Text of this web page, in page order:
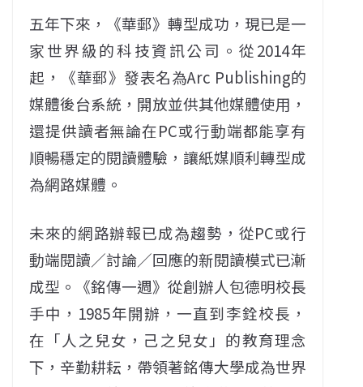
五年下來，《華郵》轉型成功，現已是一
家世界級的科技資訊公司。從2014年
起，《華郵》發表名為Arc Publishing的
媒體後台系統，開放並供其他媒體使用，
還提供讀者無論在PC或行動端都能享有
順暢穩定的閱讀體驗，讓紙媒順利轉型成
為網路媒體。
未來的網路辦報已成為趨勢，從PC或行
動端閱讀／討論／回應的新閱讀模式已漸
成型。《銘傳一週》從創辦人包德明校長
手中，1985年開辦，一直到李銓校長，
在「人之兒女，己之兒女」的教育理念
下，辛勤耕耘，帶領著銘傳大學成為世界